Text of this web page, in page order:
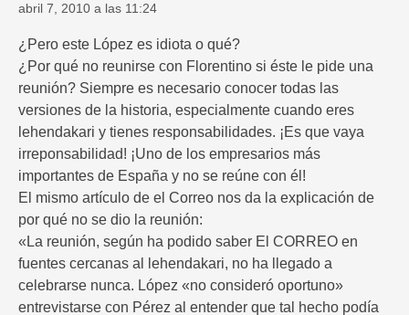
abril 7, 2010 a las 11:24
¿Pero este López es idiota o qué?
¿Por qué no reunirse con Florentino si éste le pide una
reunión? Siempre es necesario conocer todas las
versiones de la historia, especialmente cuando eres
lehendakari y tienes responsabilidades. ¡Es que vaya
irreponsabilidad! ¡Uno de los empresarios más
importantes de España y no se reúne con él!
El mismo artículo de el Correo nos da la explicación de
por qué no se dio la reunión:
«La reunión, según ha podido saber El CORREO en
fuentes cercanas al lehendakari, no ha llegado a
celebrarse nunca. López «no consideró oportuno»
entrevistarse con Pérez al entender que tal hecho podía